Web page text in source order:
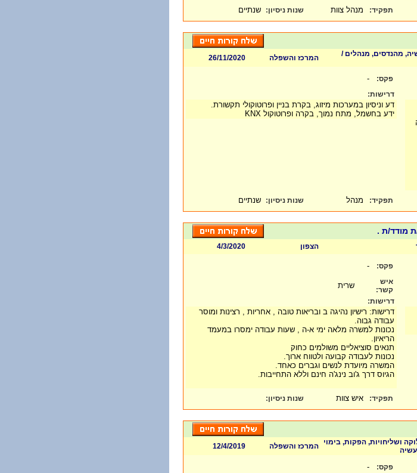
תפקיד: מנהל צוות שנות ניסיון: שנתיים
מהנדסים, מנהלים /
המרכז והשפלה
26/11/2020
פקס: -
דרישות:
דע וניסיון במערכות מיזוג, בקרת בניין ופרוטוקולי תקשורת.
ידע בחשמל, מתח נמוך, בקרה ופרוטוקול KNX
תפקיד: מנהל שנות ניסיון: שנתיים
ת מודד/ת .
הצפון
4/3/2020
פקס: -
איש
קשר:
שרית
דרישות:
דרישות: רישיון נהיגה ב ובריאות טובה , אחריות , רצינות ומוסר
עבודה גבוה.
נכונות למשרה מלאה ימי א-ה , שעות עבודה ימסרו במעמד
הריאיון.
תנאים סוציאליים משולמים כחוק
נכונות לעבודה קבועה ולטווח ארוך.
המשרה מיועדת לנשים וגברים כאחד.
הגיוס דרך ג'וב נינג'ה חינם וללא התחייבות.
תפקיד: איש צוות שנות ניסיון:
ושליחויות, הפקות, בימוי
המרכז והשפלה
12/4/2019
פקס: -